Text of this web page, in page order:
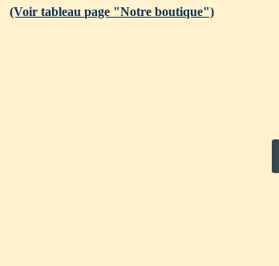
(Voir tableau page "Notre boutique")